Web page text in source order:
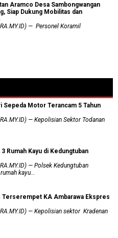
Aramco Desa Sambongwangan
Siap Dukung Mobilitas dan
— Personel Koramil
Sepeda Motor Terancam 5 Tahun
— Kepolisian Sektor Todanan
Rumah Kayu di Kedungtuban
— Polsek Kedungtuban
kayu...
Terserempet KA Ambarawa Ekspres
— Kepolisian sektor Kradenan